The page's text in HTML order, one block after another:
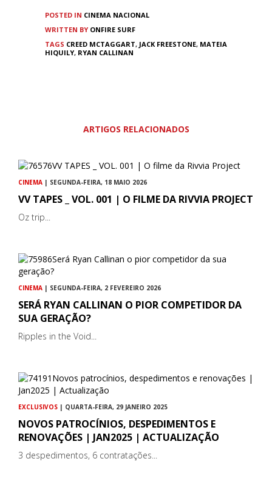
POSTED IN CINEMA NACIONAL
WRITTEN BY ONFIRE SURF
TAGS CREED MCTAGGART, JACK FREESTONE, MATEIA
HIQUILY, RYAN CALLINAN
ARTIGOS RELACIONADOS
CINEMA | SEGUNDA-FEIRA, 18 MAIO 2026
VV TAPES _ VOL. 001 | O FILME DA RIVVIA PROJECT
Oz trip...
CINEMA | SEGUNDA-FEIRA, 2 FEVEREIRO 2026
SERÁ RYAN CALLINAN O PIOR COMPETIDOR DA
SUA GERAÇÃO?
Ripples in the Void...
EXCLUSIVOS | QUARTA-FEIRA, 29 JANEIRO 2025
NOVOS PATROCÍNIOS, DESPEDIMENTOS E
RENOVAÇÕES | JAN2025 | ACTUALIZAÇÃO
3 despedimentos, 6 contratações...